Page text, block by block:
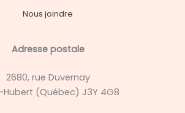
Nous joindre
Adresse postale
2680, rue Duvernay
Hubert (Québec) J3Y 4G8